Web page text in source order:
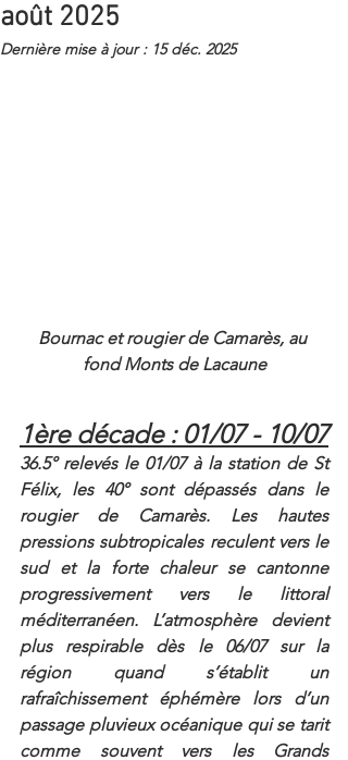
août 2025
Dernière mise à jour : 15 déc. 2025
Bournac et rougier de Camarès, au
fond Monts de Lacaune
1ère décade : 01/07 - 10/07
36.5° relevés le 01/07 à la station de St
Félix, les 40° sont dépassés dans le
rougier de Camarès. Les hautes
pressions subtropicales reculent vers le
sud et la forte chaleur se cantonne
progressivement vers le littoral
méditerranéen. L’atmosphère devient
plus respirable dès le 06/07 sur la
région quand s’établit un
rafraîchissement éphémère lors d’un
passage pluvieux océanique qui se tarit
comme souvent vers les Grands